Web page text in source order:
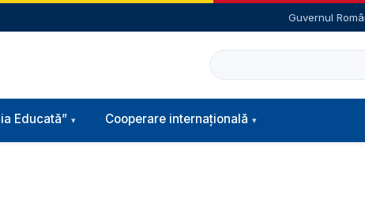
Guvernul
Caută
Educată” Cooperare internațională